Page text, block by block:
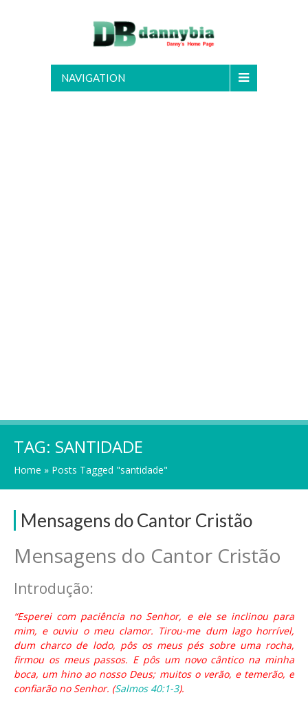
NAVIGATION
TAG: SANTIDADE
Home » Posts Tagged "santidade"
Mensagens do Cantor Cristão
Mensagens do Cantor Cristão
Introdução:
“Esperei com paciência no Senhor, e ele se inclinou para
mim, e ouviu o meu clamor. Tirou-me dum lago horrível,
dum charco de lodo, pôs os meus pés sobre uma rocha,
firmou os meus passos. E pôs um novo cântico na minha
boca, um hino ao nosso Deus; muitos o verão, e temerão, e
confiarão no Senhor. (Salmos 40:1-3).